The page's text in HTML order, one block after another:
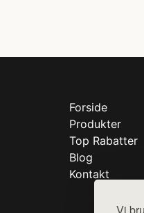
Forside
Produkter
Top Rabatter
Blog
Kontakt